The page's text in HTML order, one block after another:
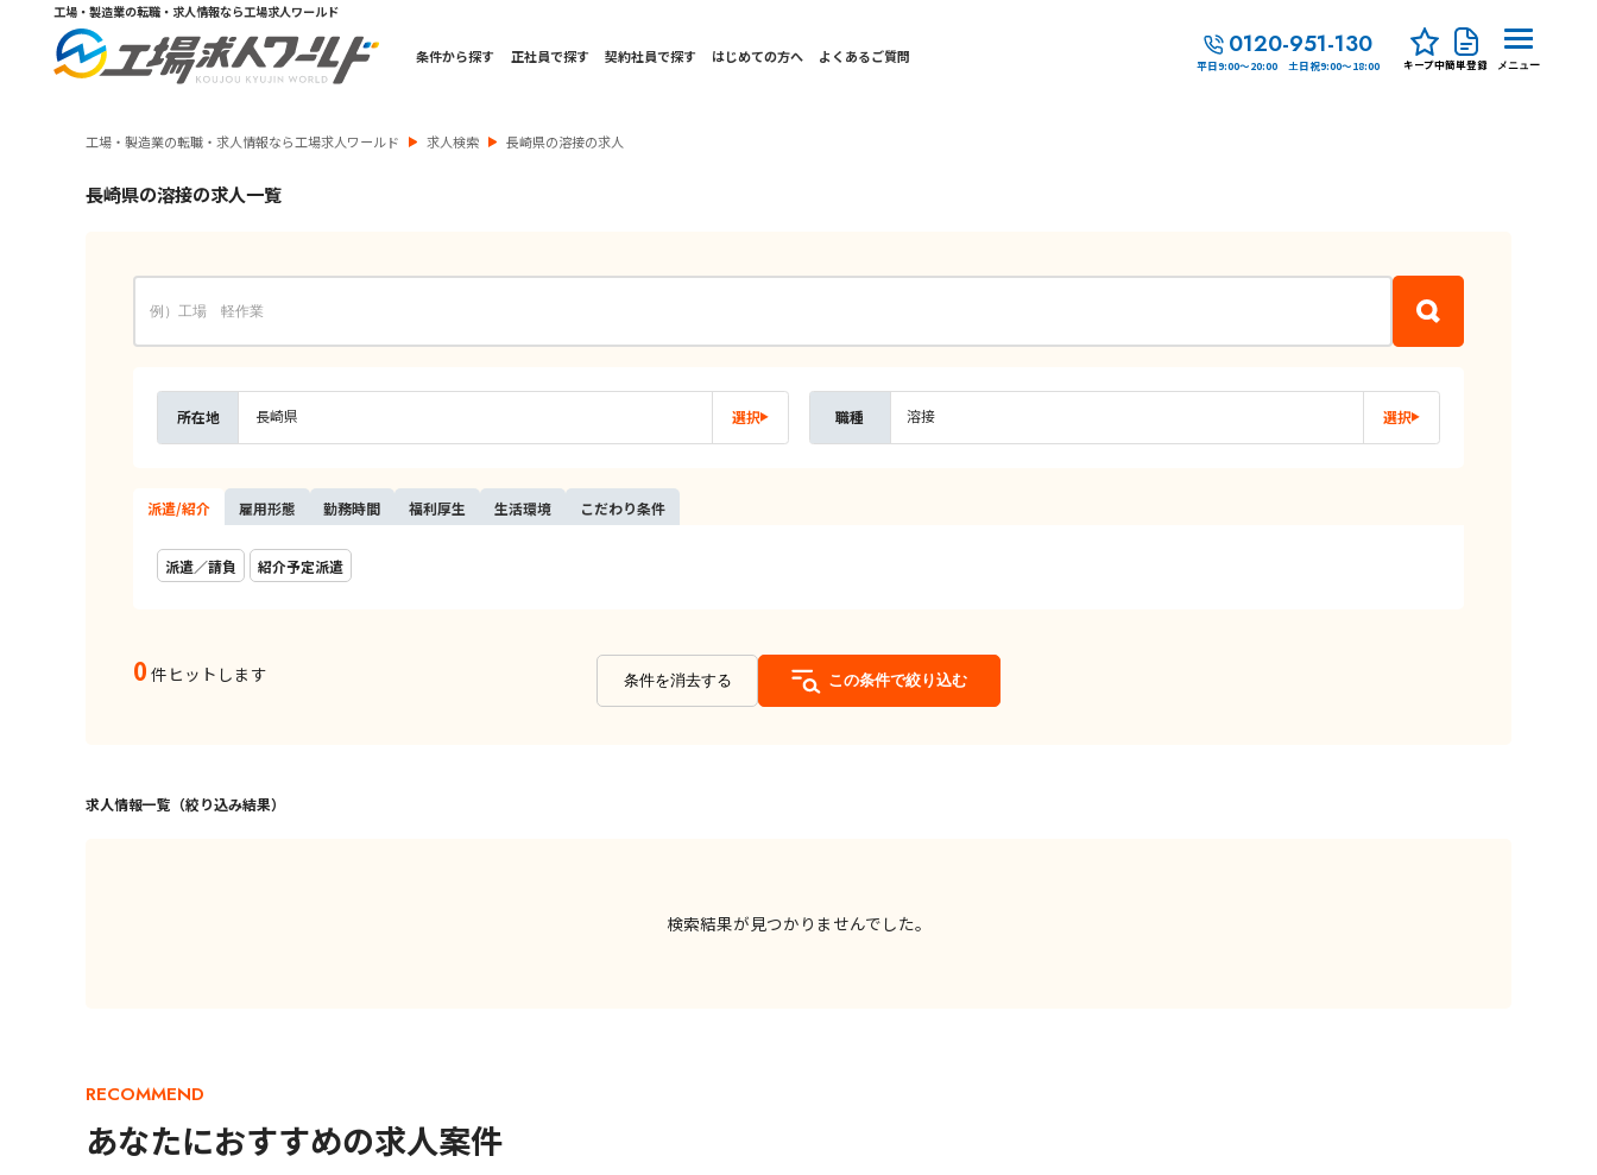
工場・製造業の転職・求人情報なら工場求人ワールド
条件から探す 正社員で探す 契約社員で探す はじめての方へ よくあるご質問 0120-951-130
平日9:00～20:00 土日祝9:00～18:00 キープ中簡単登録 メニュー
工場・製造業の転職・求人情報なら工場求人ワールド 求人検索 長崎県の溶接の求人
長崎県の溶接の求人一覧
所在地 長崎県 選択 職種 溶接 選択
派遣/紹介 雇用形態 勤務時間 福利厚生 生活環境 こだわり条件
派遣／請負 紹介予定派遣
0 件ヒットします 条件を消去する この条件で絞り込む
求人情報一覧（絞り込み結果）
検索結果が見つかりませんでした。
RECOMMEND
あなたにおすすめの求人案件